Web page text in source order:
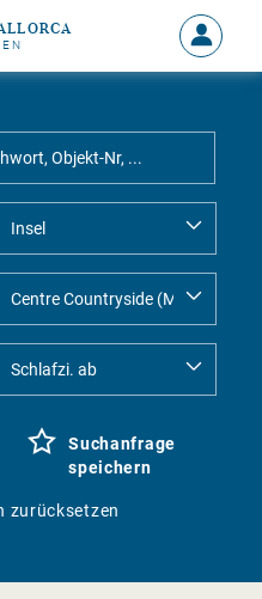
MEIN
Suchanfrage
speichern
zurücksetzen